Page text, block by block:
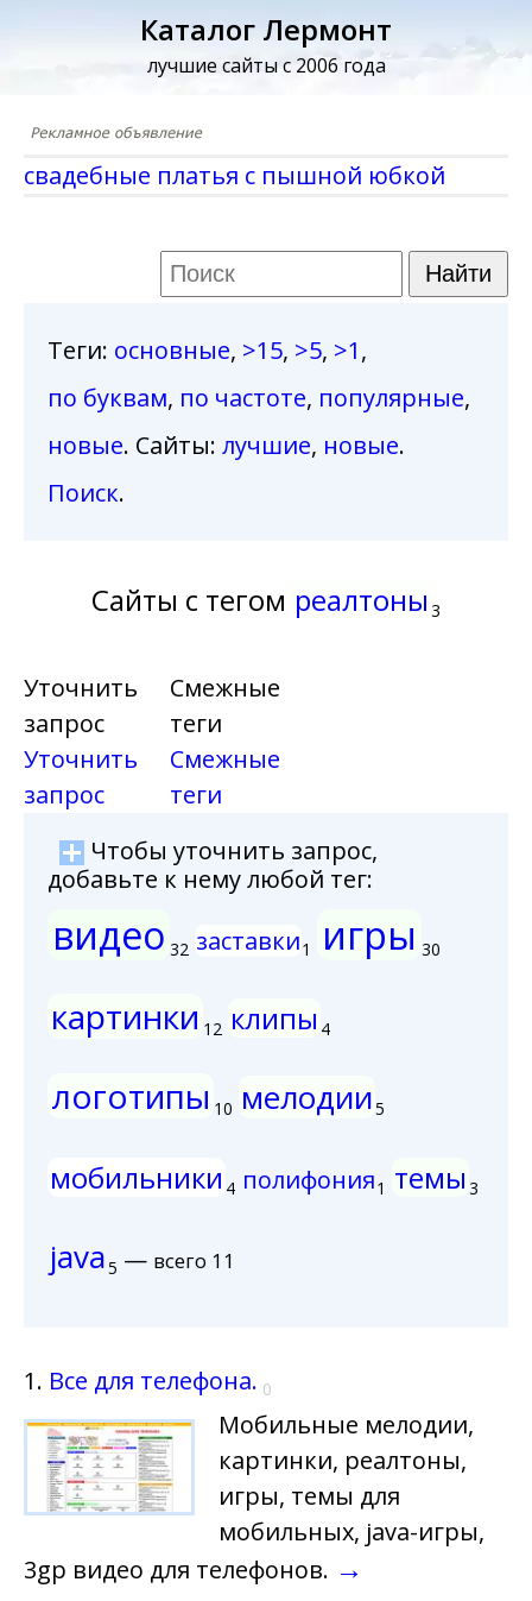
Каталог Лермонт
лучшие сайты с 2006 года
свадебные платья с пышной юбкой
Теги: основные, >15, >5, >1,
по буквам, по частоте, популярные,
новые. Сайты: лучшие, новые.
Поиск.
Сайты с тегом реалтоны 3
Уточнить
запрос
Уточнить
запрос
Смежные
теги
Смежные
теги
Чтобы уточнить запрос,
добавьте к нему любой тег:
видео 32 заставки1 игры 30
картинки 12 клипы 4
логотипы 10 мелодии5
мобильники 4 полифония1 темы 3
java5 — всего 11
1. Все для телефона. 0
Мобильные мелодии,
картинки, реалтоны,
игры, темы для
мобильных, java-игры,
3gp видео для телефонов. →